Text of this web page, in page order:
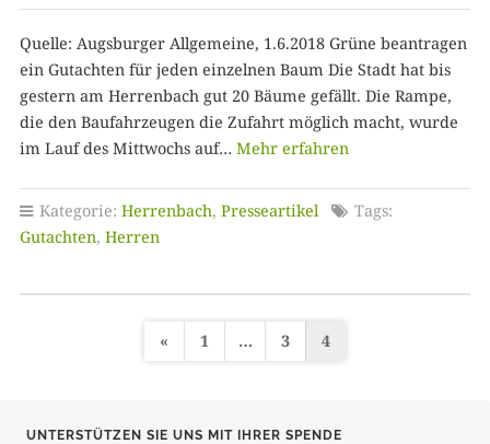
Quelle: Augsburger Allgemeine, 1.6.2018 Grüne beantragen
ein Gutachten für jeden einzelnen Baum Die Stadt hat bis
gestern am Herrenbach gut 20 Bäume gefällt. Die Rampe,
die den Baufahrzeugen die Zufahrt möglich macht, wurde
im Lauf des Mittwochs auf… Mehr erfahren
Kategorie: Herrenbach, Presseartikel
Tags:
Gutachten, Herren
i
« 1 … 3 4
UNTERSTÜTZEN SIE UNS MIT IHRER SPENDE